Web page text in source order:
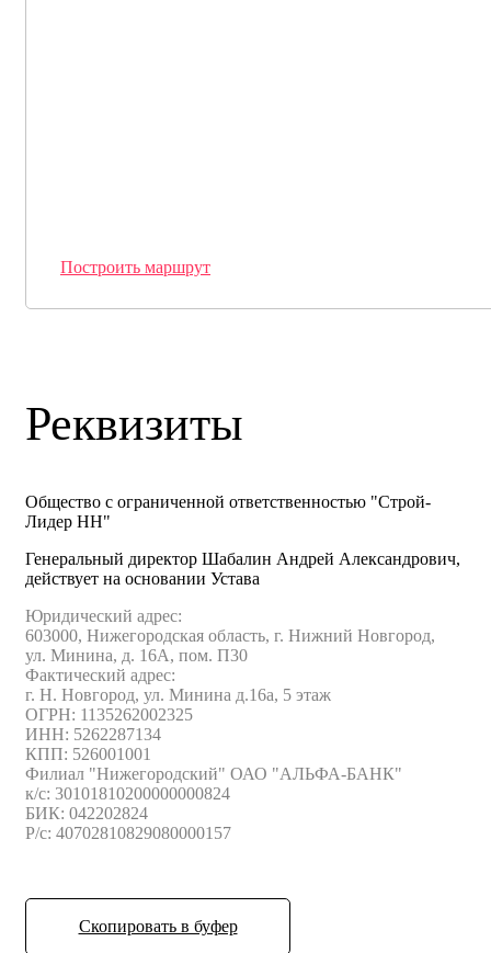
Построить маршрут
Реквизиты
Общество с ограниченной ответственностью "Строй-
Лидер НН"
Генеральный директор Шабалин Андрей Александрович,
действует на основании Устава
Юридический адрес:
603000, Нижегородская область, г. Нижний Новгород,
ул. Минина, д. 16А, пом. П30
Фактический адрес:
г. Н. Новгород, ул. Минина д.16а, 5 этаж
ОГРН: 1135262002325
ИНН: 5262287134
КПП: 526001001
Филиал "Нижегородский" ОАО "АЛЬФА-БАНК"
к/с: 30101810200000000824
БИК: 042202824
Р/с: 40702810829080000157
Скопировать в буфер